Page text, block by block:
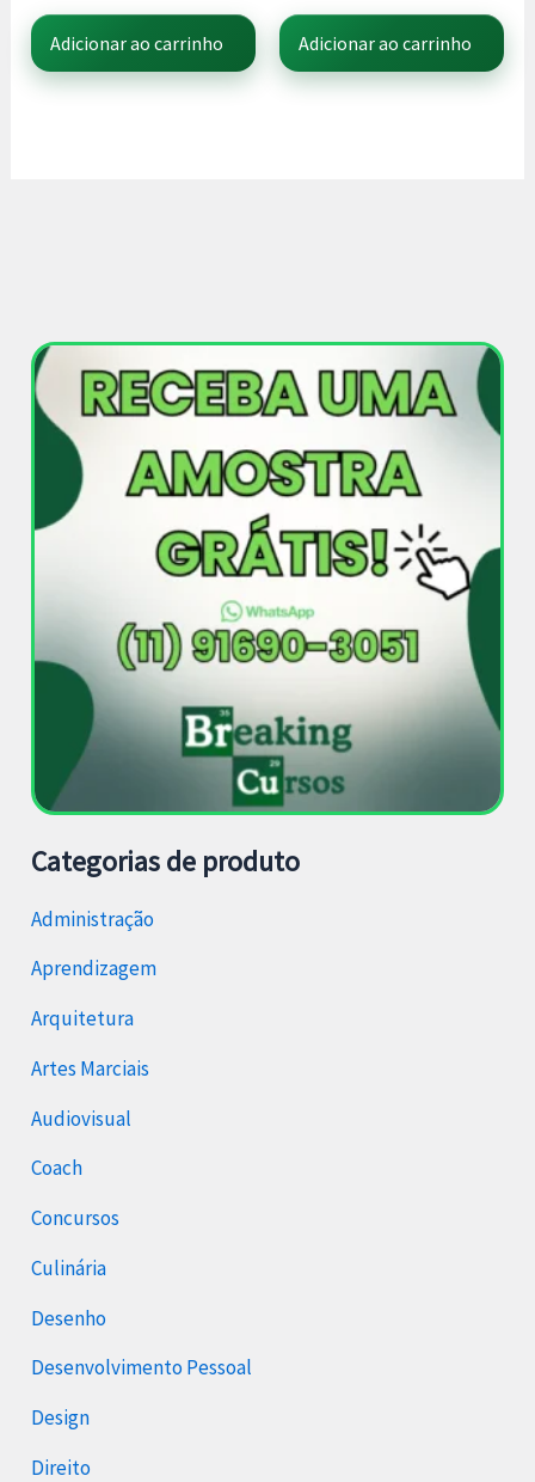
Adicionar ao carrinho Adicionar ao carrinho
Categorias de produto
Administração
Aprendizagem
Arquitetura
Artes Marciais
Audiovisual
Coach
Concursos
Culinária
Desenho
Desenvolvimento Pessoal
Design
Direito